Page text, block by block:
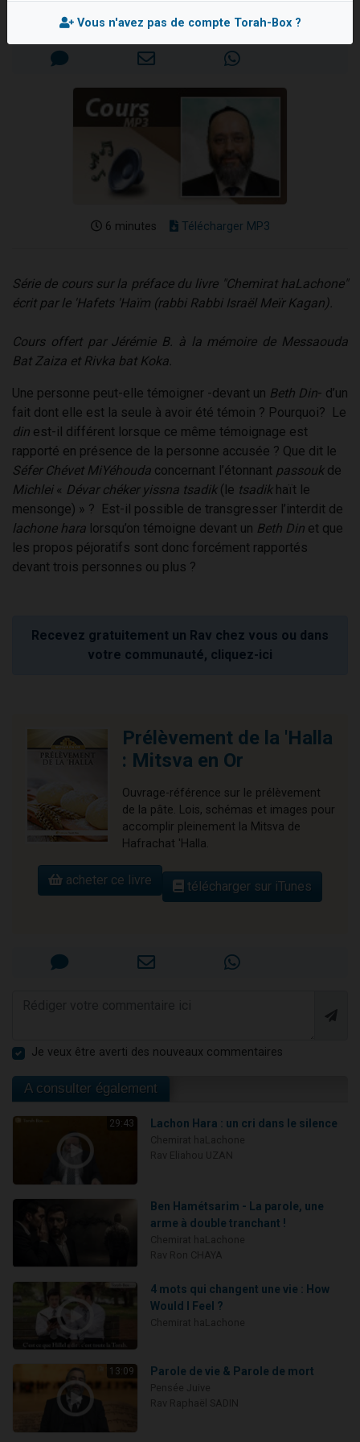
Ariel vient de donner son Maasser
Il reste 49 places pour étudier en groupe sur Zoom
Eva vient de donner son Maasser
Mis en ligne le Jeudi 22 Mars 2007
6 minutes Télécharger MP3
Série de cours sur la préface du livre "Chemirat haLachone"
écrit par le 'Hafets 'Haïm (rabbi Rabbi Israël Meïr Kagan).
Cours offert par Jérémie B. à la mémoire de Messaouda
Bat Zaiza et Rivka bat Koka.
Une personne peut-elle témoigner -devant un Beth Din- d’un
fait dont elle est la seule à avoir été témoin ? Pourquoi? Le
din est-il différent lorsque ce même témoignage est
rapporté en présence de la personne accusée ? Que dit le
Séfer Chévet MiYéhouda concernant l’étonnant passouk de
Michlei« Dévar chéker yissna tsadik (le tsadik haït le
mensonge) » ? Est-il possible de transgresser l’interdit de
lachone hara lorsqu’on témoigne devant un Beth Din et que
les propos péjoratifs sont donc forcément rapportés
devant trois personnes ou plus ?
Recevez gratuitement un Rav chez vous ou dans
votre communauté, cliquez-ici
Prélèvement de la 'Halla
: Mitsva en Or
Ouvrage-référence sur le prélèvement
de la pâte. Lois, schémas et images pour
accomplir pleinement la Mitsva de
Hafrachat 'Halla.
acheter ce livre télécharger sur iTunes
Je veux être averti des nouveaux commentaires
A consulter également
29:43 Lachon Hara : un cri dans le silence
Ben Hamétsarim - La parole, une
arme à double tranchant !
4 mots qui changent une vie : How
Would I Feel ?
13:09 Parole de vie & Parole de mort
Vous n'avez pas de compte Torah-Box ?